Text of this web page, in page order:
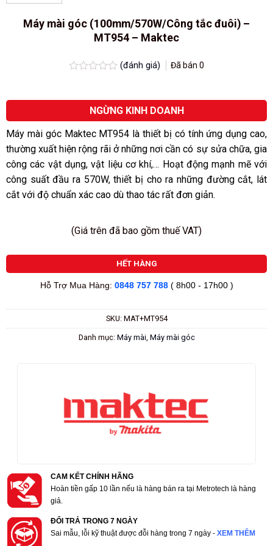
Máy mài góc (100mm/570W/Công tắc đuôi) –
MT954 – Maktec
hạng
5
sao
(đánh giá) Đã bán0
NGỪNG KINH DOANH
Máy mài góc Maktec MT954 là thiết bị có tính ứng dụng cao,
thường xuất hiện rộng rãi ở những nơi cần có sự sửa chữa, gia
công các vật dụng, vật liệu cơ khí,… Hoạt động mạnh mẽ với
công suất đầu ra 570W, thiết bị cho ra những đường cắt, lát
cắt với độ chuẩn xác cao dù thao tác rất đơn giản.
(Giá trên đã bao gồm thuế VAT)
HẾT HÀNG
Hỗ Trợ Mua Hàng: 0848 757 788 ( 8h00 - 17h00 )
SKU: MAT+MT954
Danh mục: Máy mài, Máy mài góc
CAM KẾT CHÍNH HÃNG
Hoàn tiền gấp 10 lần nếu là hàng bán ra tại Metrotech là hàng
giả.
ĐỔI TRẢ TRONG 7 NGÀY
Sai mẫu, lỗi kỹ thuật được đỗi hàng trong 7 ngày - XEM THÊM